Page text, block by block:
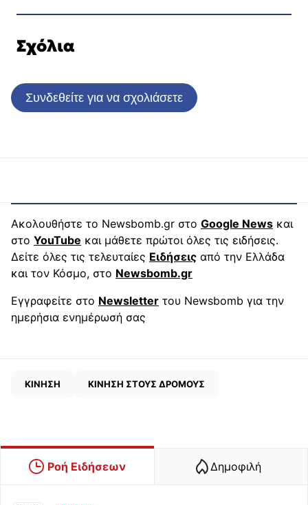
Σχόλια
Συνδεθείτε για να σχολιάσετε
Ακολουθήστε το Newsbomb.gr στο Google News και
στο YouTube και μάθετε πρώτοι όλες τις ειδήσεις.
Δείτε όλες τις τελευταίες Ειδήσεις από την Ελλάδα
και τον Κόσμο, στο Newsbomb.gr
Εγγραφείτε στο Newsletter του Newsbomb για την
ημερήσια ενημέρωσή σας
ΚΙΝΗΣΗ ΚΙΝΗΣΗ ΣΤΟΥΣ ΔΡΟΜΟΥΣ
Ροή Ειδήσεων Δημοφιλή